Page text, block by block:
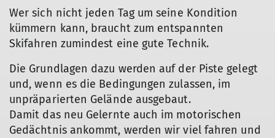
Wer sich nicht jeden Tag um seine Kondition
kümmern kann, braucht zum entspannten
Skifahren zumindest eine gute Technik.
Die Grundlagen dazu werden auf der Piste gelegt
und, wenn es die Bedingungen zulassen, im
unpräparierten Gelände ausgebaut.
Damit das neu Gelernte auch im motorischen
Gedächtnis ankommt, werden wir viel fahren und